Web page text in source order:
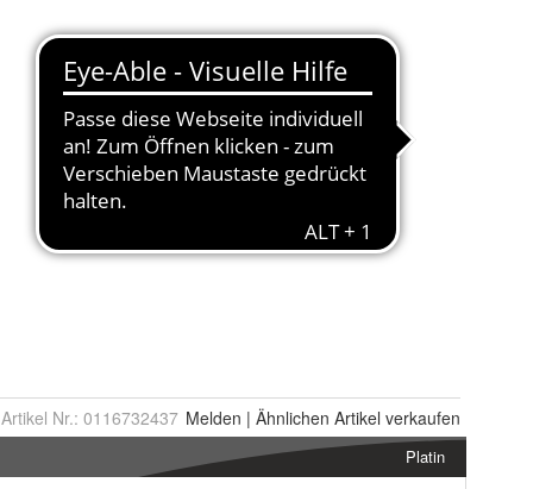
Artikel Nr.: 0116732437 Melden | Ähnlichen Artikel verkaufen
Platin